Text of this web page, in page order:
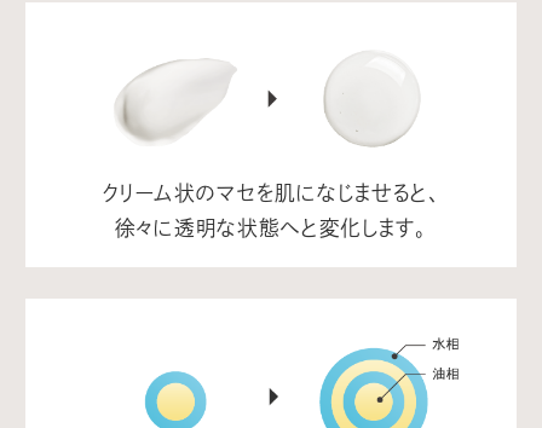
クリーム状のマセを肌になじませると、
徐々に透明な状態へと変化します。